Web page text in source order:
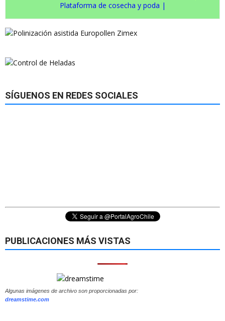
Plataforma de cosecha y poda |
SÍGUENOS EN REDES SOCIALES
PUBLICACIONES MÁS VISTAS
Algunas imágenes de archivo son proporcionadas por:
dreamstime.com